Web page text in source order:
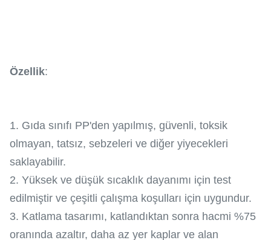
Özellik:
1. Gıda sınıfı PP'den yapılmış, güvenli, toksik
olmayan, tatsız, sebzeleri ve diğer yiyecekleri
saklayabilir.
2. Yüksek ve düşük sıcaklık dayanımı için test
edilmiştir ve çeşitli çalışma koşulları için uygundur.
3. Katlama tasarımı, katlandıktan sonra hacmi %75
oranında azaltır, daha az yer kaplar ve alan